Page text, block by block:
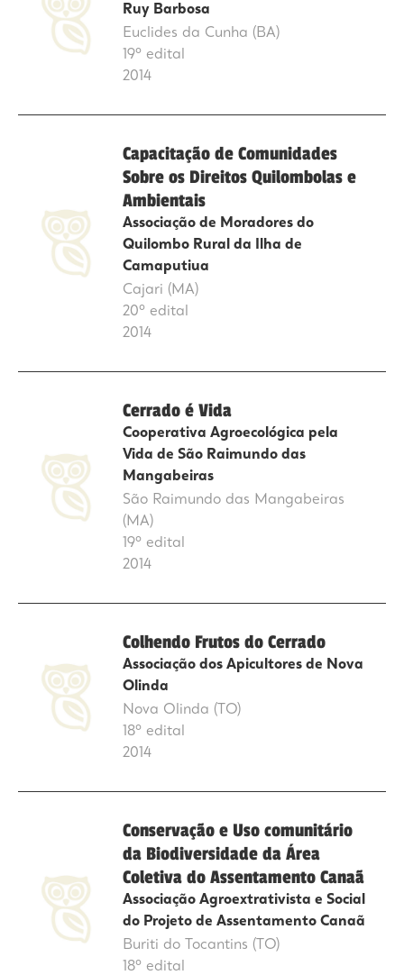
Ruy Barbosa
Euclides da Cunha (BA)
19º edital
2014
Capacitação de Comunidades
Sobre os Direitos Quilombolas e
Ambientais
Associação de Moradores do
Quilombo Rural da Ilha de
Camaputiua
Cajari (MA)
20º edital
2014
Cerrado é Vida
Cooperativa Agroecológica pela
Vida de São Raimundo das
Mangabeiras
São Raimundo das Mangabeiras
(MA)
19º edital
2014
Colhendo Frutos do Cerrado
Associação dos Apicultores de Nova
Olinda
Nova Olinda (TO)
18º edital
2014
Conservação e Uso comunitário
da Biodiversidade da Área
Coletiva do Assentamento Canaã
Associação Agroextrativista e Social
do Projeto de Assentamento Canaã
Buriti do Tocantins (TO)
18º edital